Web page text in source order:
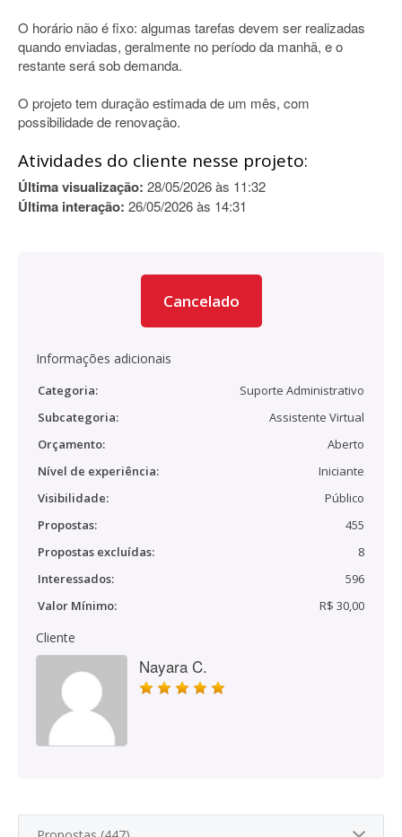
O horário não é fixo: algumas tarefas devem ser realizadas
quando enviadas, geralmente no período da manhã, e o
restante será sob demanda.
O projeto tem duração estimada de um mês, com
possibilidade de renovação.
Atividades do cliente nesse projeto:
Última visualização: 28/05/2026 às 11:32
Última interação: 26/05/2026 às 14:31
Cancelado
Informações adicionais
Categoria:
Suporte Administrativo
Subcategoria:
Assistente Virtual
Orçamento:
Aberto
Nível de experiência:
Iniciante
Visibilidade:
Público
Propostas:
455
Propostas excluídas:
8
Interessados:
596
Valor Mínimo:
R$ 30,00
Cliente
Nayara C.